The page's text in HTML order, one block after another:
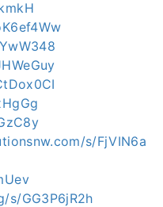
s/FjVIN6a
s/GG3P6jR2h